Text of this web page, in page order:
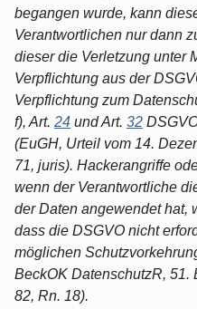
begangen wurde, kann
Verantwortlichen nur dann
dieser die Verletzung unter
Verpflichtung aus der
Verpflichtung zum
f), Art. 24 und Art. 32
(EuGH, Urteil vom 14.
71, juris). Hackerangriffe
wenn der Verantwortliche
der Daten angewendet hat,
dass die DSGVO nicht
möglichen
BeckOK DatenschutzR, 51.
82, Rn. 18).